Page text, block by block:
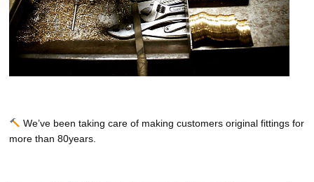
We’ve been taking care of making customers original fittings for
more than 80years.